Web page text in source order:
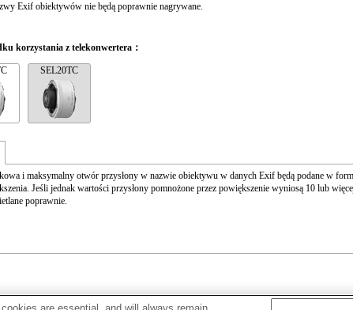
Exif obiektywów nie będą poprawnie nagrywane.
korzystania z telekonwertera：
SEL20TC
i maksymalny otwór przysłony w nazwie obiektywu w danych Exif będą podane w
Jeśli jednak wartości przysłony pomnożone przez powiększenie wyniosą 10 lub
poprawnie.